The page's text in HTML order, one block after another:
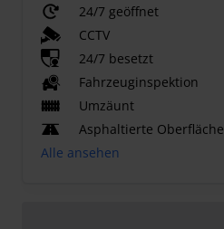
24/7 geöffnet
CCTV
24/7 besetzt
Fahrzeuginspektion
Umzäunt
Asphaltierte Oberfläche
Alle ansehen